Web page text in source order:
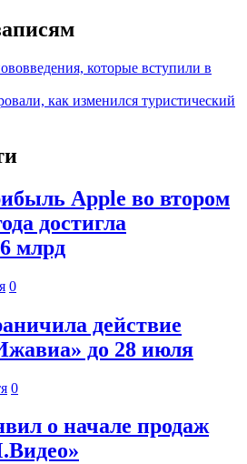
которые вступили в
как изменился туристический
Apple во втором
достигла
млрд
0
действие
до 28 июля
0
о начале продаж